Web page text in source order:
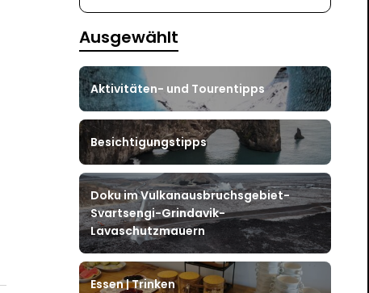
Ausgewählt
Aktivitäten- und Tourentipps
Besichtigungstipps
Doku im Vulkanausbruchsgebiet-
Svartsengi-Grindavik-
Lavaschutzmauern
Essen | Trinken